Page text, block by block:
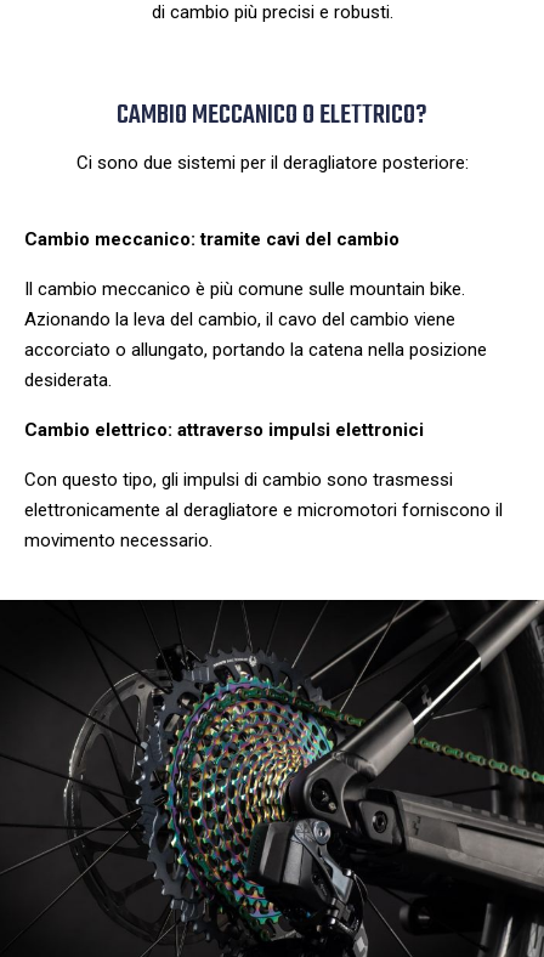
di cambio più precisi e robusti.
CAMBIO MECCANICO O ELETTRICO?
Ci sono due sistemi per il deragliatore posteriore:
Cambio meccanico: tramite cavi del cambio
Il cambio meccanico è più comune sulle mountain bike.
Azionando la leva del cambio, il cavo del cambio viene
accorciato o allungato, portando la catena nella posizione
desiderata.
Cambio elettrico: attraverso impulsi elettronici
Con questo tipo, gli impulsi di cambio sono trasmessi
elettronicamente al deragliatore e micromotori forniscono il
movimento necessario.